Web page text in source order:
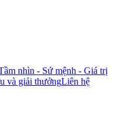
nhìn - Sứ mệnh - Giá trị
và giải thưởngLiên hệ